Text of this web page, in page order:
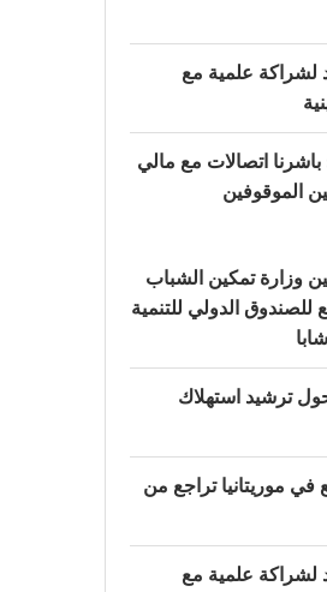
لشراكة علمية مع
: باشرنا اتصالات مع مالي
الموقوفين
وزارة تمكين الشباب
للصندوق الدولي للتنمية
ترشيد استهلاك
في موريتانيا تراجع من
لشراكة علمية مع